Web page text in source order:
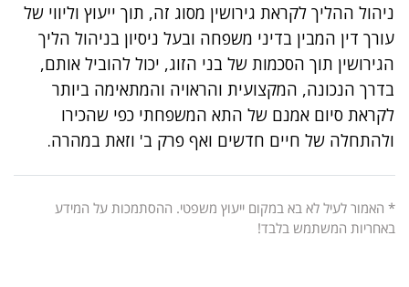
ניהול ההליך לקראת גירושין מסוג זה, תוך ייעוץ וליווי של
עורך דין המבין בדיני משפחה ובעל ניסיון בניהול הליך
הגירושין תוך הסכמות של בני הזוג, יכול להוביל אותם,
בדרך הנכונה, המקצועית והראויה והמתאימה ביותר
לקראת סיום אמנם של התא המשפחתי כפי שהכירו
ולהתחלה של חיים חדשים ואף פרק ב' וזאת במהרה.
* האמור לעיל לא בא במקום ייעוץ משפטי. ההסתמכות על המידע
באחריות המשתמש בלבד!